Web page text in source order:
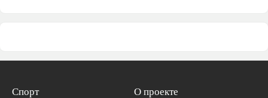
Спорт
О проекте